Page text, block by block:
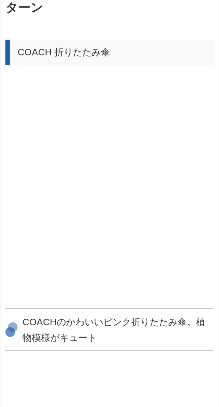
ターン
COACH 折りたたみ傘
COACHのかわいいピンク折りたたみ傘。植
物模様がキュート